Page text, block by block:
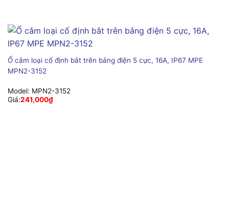
Ổ cắm loại cố định bắt trên bảng điện 5 cực, 16A, IP67 MPE
MPN2-3152
Model: MPN2-3152
Giá:241,000₫